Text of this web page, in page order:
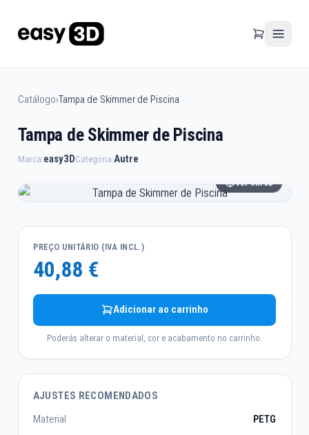
Catálogo›Tampa de Skimmer de Piscina
Tampa de Skimmer de Piscina
Marca:easy3DCategoria:Autre
Ver em 3D
PREÇO UNITÁRIO (IVA INCL.)
40,88 €
Adicionar ao carrinho
Poderás alterar o material, cor e acabamento no carrinho.
AJUSTES RECOMENDADOS
Material
PETG